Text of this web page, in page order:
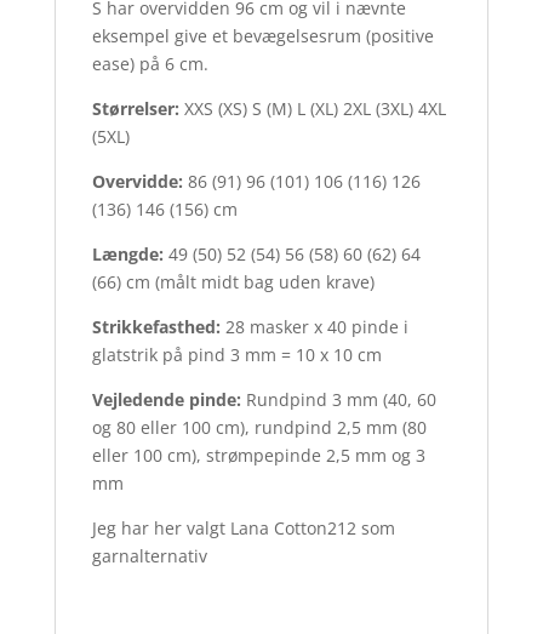
S har overvidden 96 cm og vil i nævnte
eksempel give et bevægelsesrum (positive
ease) på 6 cm.
Størrelser: XXS (XS) S (M) L (XL) 2XL (3XL) 4XL
(5XL)
Overvidde: 86 (91) 96 (101) 106 (116) 126
(136) 146 (156) cm
Længde: 49 (50) 52 (54) 56 (58) 60 (62) 64
(66) cm (målt midt bag uden krave)
Strikkefasthed: 28 masker x 40 pinde i
glatstrik på pind 3 mm = 10 x 10 cm
Vejledende pinde: Rundpind 3 mm (40, 60
og 80 eller 100 cm), rundpind 2,5 mm (80
eller 100 cm), strømpepinde 2,5 mm og 3
mm
Jeg har her valgt Lana Cotton212 som
garnalternativ